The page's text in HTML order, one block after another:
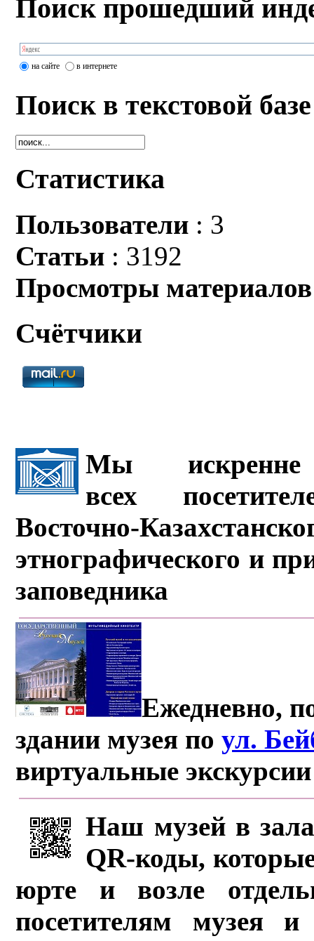
Поиск прошедший
на сайте в интернете
Поиск в текстовой базе
Статистика
Пользователи : 3
Статьи : 3192
Просмотры материалов
Счётчики
Мы искренне
всех
Восточно-
этнографического и
заповедника
Ежедневно,
здании музея поул.
виртуальные
Наш музей в
QR-коды,
юрте и возле
посетителям музея и